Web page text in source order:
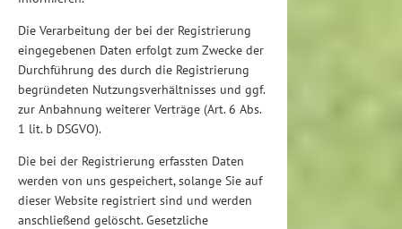
Die Verarbeitung der bei der Registrierung
eingegebenen Daten erfolgt zum Zwecke der
Durchführung des durch die Registrierung
begründeten Nutzungsverhältnisses und ggf.
zur Anbahnung weiterer Verträge (Art. 6 Abs.
1 lit. b DSGVO).
Die bei der Registrierung erfassten Daten
werden von uns gespeichert, solange Sie auf
dieser Website registriert sind und werden
anschließend gelöscht. Gesetzliche